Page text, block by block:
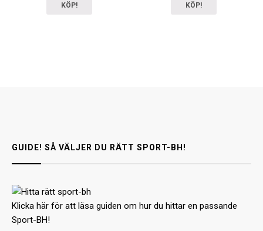
KÖP! KÖP!
GUIDE! SÅ VÄLJER DU RÄTT SPORT-BH!
Klicka här för att läsa guiden om hur du hittar en passande
Sport-BH!